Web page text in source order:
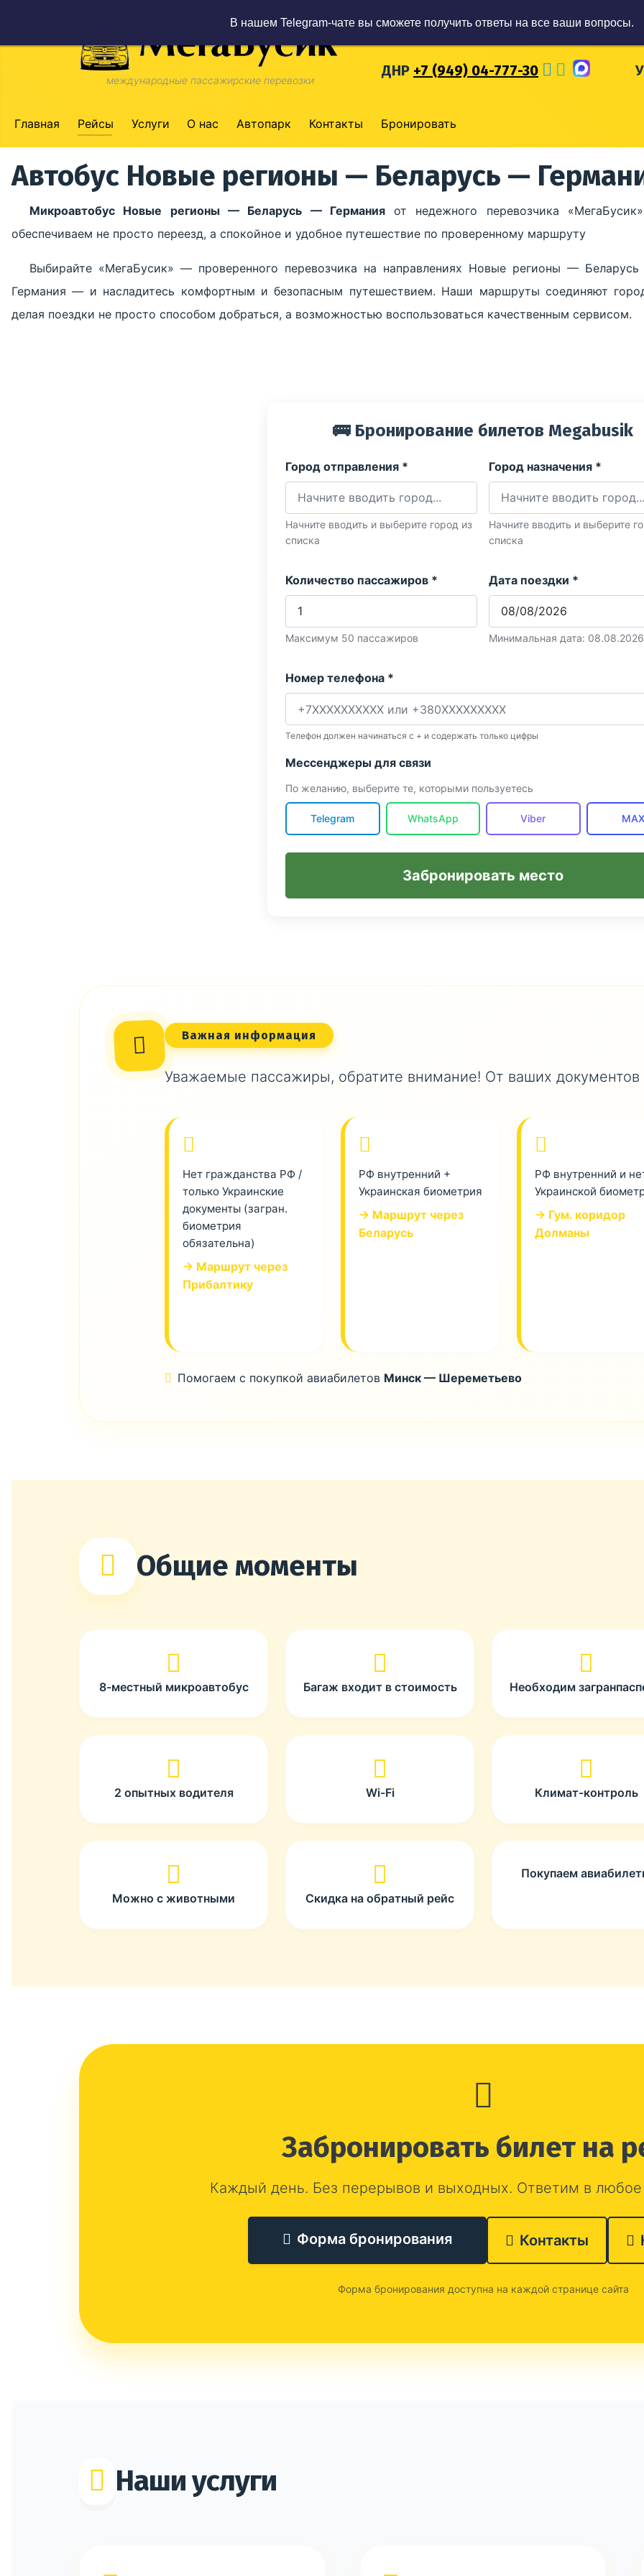
международные пассажирские перевозки
+7 (959) 57-93-777
ДНР +7 (949) 04-777-30
Главная Рейсы Услуги О нас Автопарк Контакты Бронировать
Автобус Новые регионы — Беларусь —
Микроавтобус Новые регионы — Беларусь — Германияот недежного перевозчика
обеспечиваем не просто переезд, а спокойное и удобное путешествие по проверенному маршруту
Выбирайте «МегаБусик» — проверенного перевозчика на направлениях Новые регионы —
Германия — и насладитесь комфортным и безопасным путешествием. Наши маршруты соединяют
делая поездки не просто способом добраться, а возможностью воспользоваться качественным сервисом.
🚌 Бронирование билетов Megabusik
Город отправления *
Начните вводить и выберите город из
списка
Город назначения *
Начните вводить и выберите
списка
Количество пассажиров *
Максимум 50 пассажиров
Дата поездки *
Минимальная дата: 08.08.2026
Номер телефона *
Телефон должен начинаться с + и содержать только цифры
Мессенджеры для связи
По желанию, выберите те, которыми пользуетесь
Telegram WhatsApp Viber
Забронировать место
Важная информация
Уважаемые пассажиры, обратите внимание! От ваших
Нет гражданства РФ /
только Украинские
документы (загран.
биометрия
обязательна)
→ Маршрут через
Прибалтику
РФ внутренний +
Украинская биометрия
→ Маршрут через
Беларусь
РФ внутренний и
Украинской
→ Гум. коридор
Долманы
Помогаем с покупкой авиабилетов Минск — Шереметьево
Общие моменты
8-местный микроавтобус Багаж входит в стоимость Необходим
2 опытных водителя Wi-Fi Климат-контроль
Можно с животными Скидка на обратный рейс
Покупаем
Забронировать билет на
Каждый день. Без перерывов и выходных. Ответим в
Форма бронирования Контакты
Форма бронирования доступна на каждой странице сайта
Наши услуги
В нашем Telegram-чате вы сможете получить ответы на все ваши вопросы.